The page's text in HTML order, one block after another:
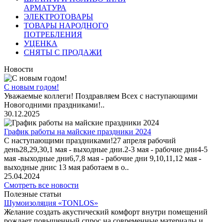
АРМАТУРА
ЭЛЕКТРОТОВАРЫ
ТОВАРЫ НАРОДНОГО
ПОТРЕБЛЕНИЯ
УЦЕНКА
СНЯТЫ С ПРОДАЖИ
Новости
С новым годом!
Уважаемые коллеги! Поздравляем Всех с наступающими
Новогодними праздниками!..
30.12.2025
График работы на майские праздники 2024
С наступающими праздниками!27 апреля рабочий
день28,29,30,1 мая - выходные дни.2-3 мая - рабочие дни4-5
мая -выходные дни6,7,8 мая - рабочие дни 9,10,11,12 мая -
выходные днис 13 мая работаем в о..
25.04.2024
Смотреть все новости
Полезные статьи
Шумоизоляция «TONLOS»
Желание создать акустический комфорт внутри помещений